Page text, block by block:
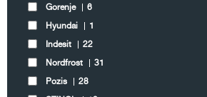
Gorenje
6
Hyundai
1
Indesit
22
Nordfrost
31
Pozis
28